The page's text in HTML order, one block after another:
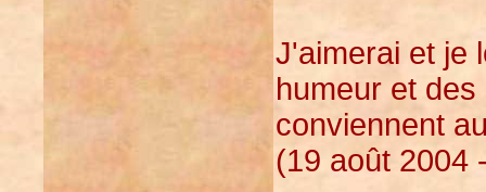
J'aimerai et je
humeur et
conviennent
(19 août 2004